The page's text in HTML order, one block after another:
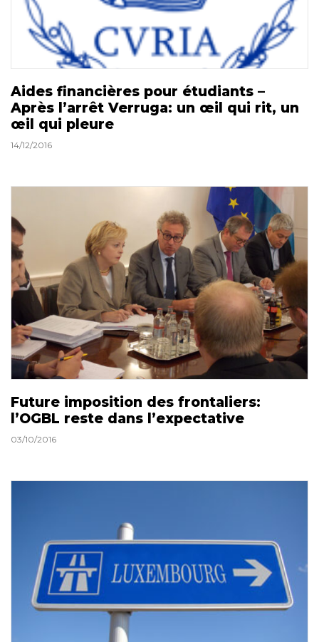
Aides financières pour étudiants –
Après l’arrêt Verruga: un œil qui rit, un
œil qui pleure
14/12/2016
Future imposition des frontaliers:
l’OGBL reste dans l’expectative
03/10/2016